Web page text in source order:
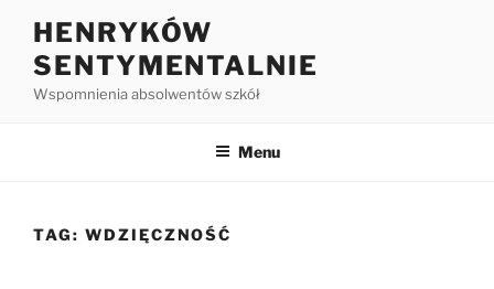
HENRYKÓW
SENTYMENTALNIE
Wspomnienia absolwentów szkół
Menu
TAG: WDZIĘCZNOŚĆ